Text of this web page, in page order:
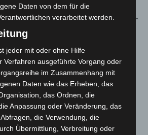
5.039
Daten von dem für die
verarbeitet werden.
jeder mit oder ohne Hilfe
Verfahren ausgeführte Vorgang oder
im Zusammenhang mit
Daten wie das Erheben, das
das Ordnen, die
Anpassung oder Veränderung, das
die Verwendung, die
Übermittlung, Verbreitung oder